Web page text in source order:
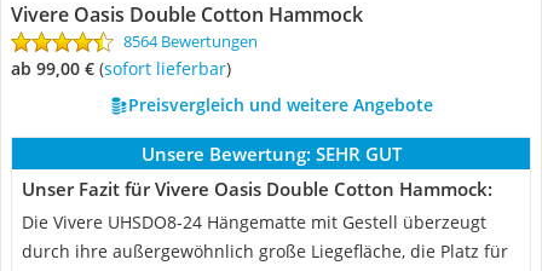
Vivere Oasis Double Cotton Hammock
8564 Bewertungen
ab 99,00 € ( Sofort lieferbar)
Preisvergleich und weitere Angebote
Unsere Bewertung: SEHR GUT
Unser Fazit für Vivere Oasis Double Cotton Hammock:
Die Vivere UHSDO8-24 Hängematte mit Gestell überzeugt
durch ihre außergewöhnlich große Liegefläche, die Platz für